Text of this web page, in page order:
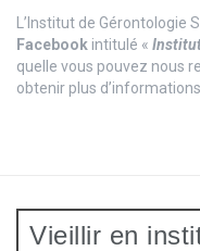
L’Institut de Gérontologie
Facebook intitulé «
quelle vous pouvez nous
obtenir plus d’informations.
Vieillir en